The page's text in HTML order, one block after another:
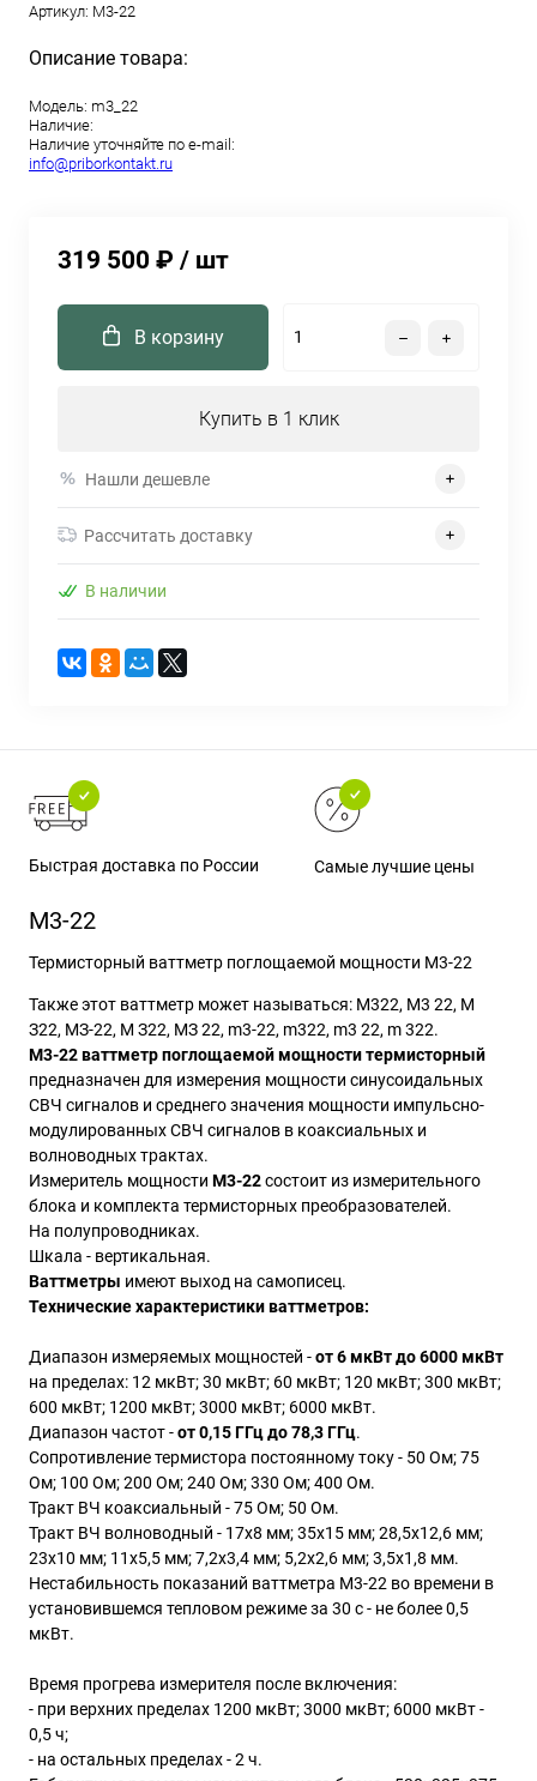
Артикул: М3-22
Описание товара:
Модель: m3_22
Наличие:
Наличие уточняйте по e-mail:
info@priborkontakt.ru
319 500 ₽ / шт
В корзину
Купить в 1 клик
Нашли дешевле
Рассчитать доставку
В наличии
Быстрая доставка по России Самые лучшие цены
М3-22
Термисторный ваттметр поглощаемой мощности М3-22
Также этот ваттметр может называться: М322, М3 22, М
З22, МЗ-22, М З22, МЗ 22, m3-22, m322, m3 22, m 322.
М3-22 ваттметр поглощаемой мощности термисторный
предназначен для измерения мощности синусоидальных
СВЧ сигналов и среднего значения мощности импульсно-
модулированных СВЧ сигналов в коаксиальных и
волноводных трактах.
Измеритель мощности М3-22состоит из измерительного
блока и комплекта термисторных преобразователей.
На полупроводниках.
Шкала - вертикальная.
Ваттметры имеют выход на самописец.
Технические характеристики ваттметров:
Диапазон измеряемых мощностей -от 6 мкВт до 6000 мкВт
на пределах: 12 мкВт; 30 мкВт; 60 мкВт; 120 мкВт; 300 мкВт;
600 мкВт; 1200 мкВт; 3000 мкВт; 6000 мкВт.
Диапазон частот -от 0,15 ГГц до 78,3 ГГц.
Сопротивление термистора постоянному току - 50 Ом; 75
Ом; 100 Ом; 200 Ом; 240 Ом; 330 Ом; 400 Ом.
Тракт ВЧ коаксиальный - 75 Ом; 50 Ом.
Тракт ВЧ волноводный - 17х8 мм; 35х15 мм; 28,5х12,6 мм;
23х10 мм; 11х5,5 мм; 7,2х3,4 мм; 5,2х2,6 мм; 3,5х1,8 мм.
Нестабильность показаний ваттметра М3-22 во времени в
установившемся тепловом режиме за 30 с - не более 0,5
мкВт.
Время прогрева измерителя после включения:
- при верхних пределах 1200 мкВт; 3000 мкВт; 6000 мкВт -
0,5 ч;
- на остальных пределах - 2 ч.